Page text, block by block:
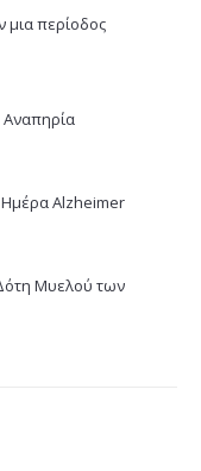
μια περίοδος
Ημέρα Alzheimer
Μυελού των